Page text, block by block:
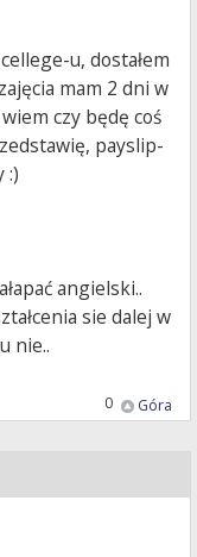
u, dostałem
mam 2 dni w
czy będę coś
payslip-
:)
angielski..
sie dalej w
nie..
Góra
0